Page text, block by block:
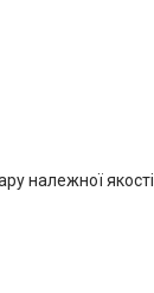
належної якості